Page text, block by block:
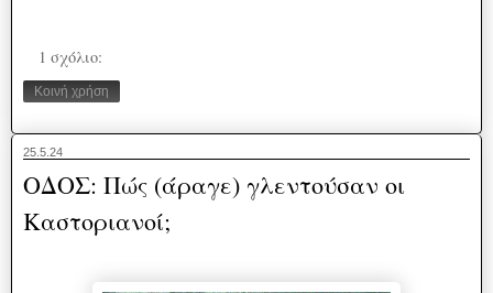
1 σχόλιο:
Κοινή χρήση
25.5.24
ΟΔΟΣ: Πώς (άραγε) γλεντούσαν οι
Καστοριανοί;